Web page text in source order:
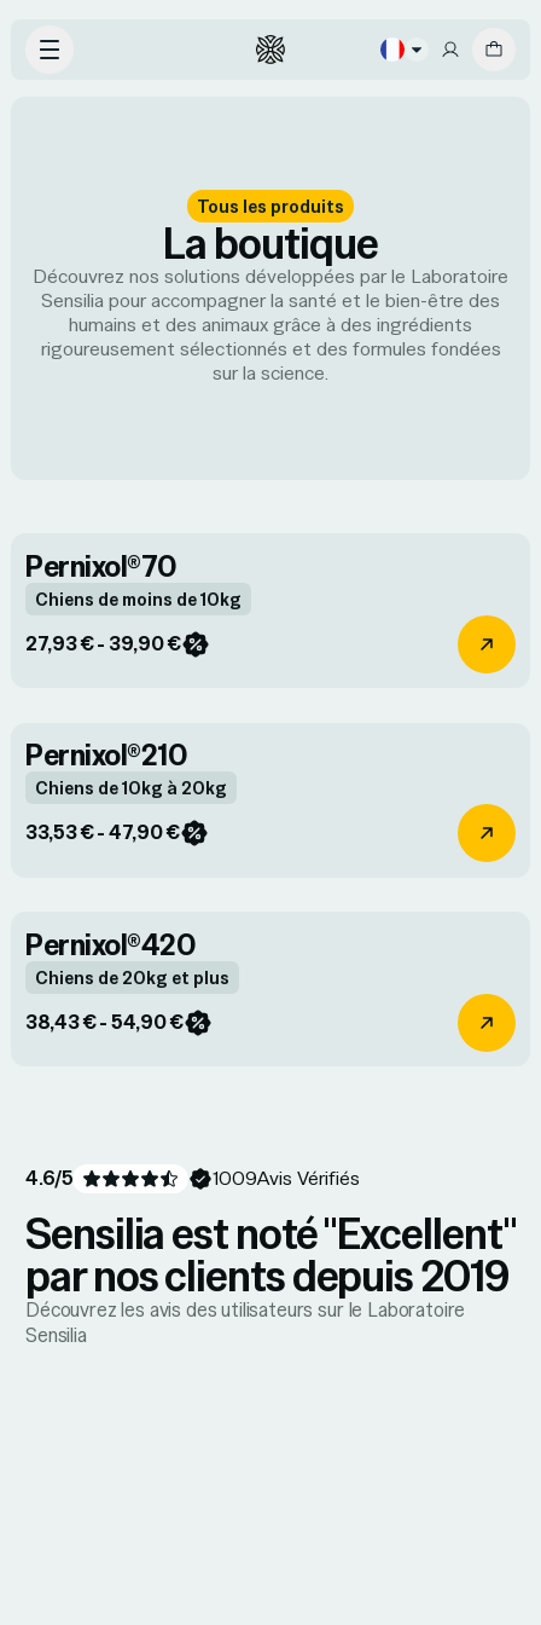
Tous les produits
La boutique
Découvrez nos solutions développées par le Laboratoire
Sensilia pour accompagner la santé et le bien-être des
humains et des animaux grâce à des ingrédients
rigoureusement sélectionnés et des formules fondées
sur la science.
Pernixol®70
Chiens de moins de 10kg
27,93 € - 39,90 €
Pernixol®210
Chiens de 10kg à 20kg
33,53 € - 47,90 €
Pernixol®420
Chiens de 20kg et plus
38,43 € - 54,90 €
4.6/5 1009Avis Vérifiés
Sensilia est noté "Excellent"
par nos clients depuis 2019
Découvrez les avis des utilisateurs sur le Laboratoire
Sensilia